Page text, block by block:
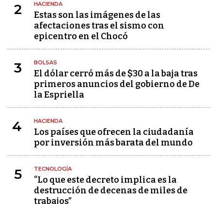
2 HACIENDA
Estas son las imágenes de las
afectaciones tras el sismo con
epicentro en el Chocó
3 BOLSAS
El dólar cerró más de $30 a la baja tras
primeros anuncios del gobierno de De
la Espriella
4 HACIENDA
Los países que ofrecen la ciudadanía
por inversión más barata del mundo
5 TECNOLOGÍA
“Lo que este decreto implica es la
destrucción de decenas de miles de
trabajos”